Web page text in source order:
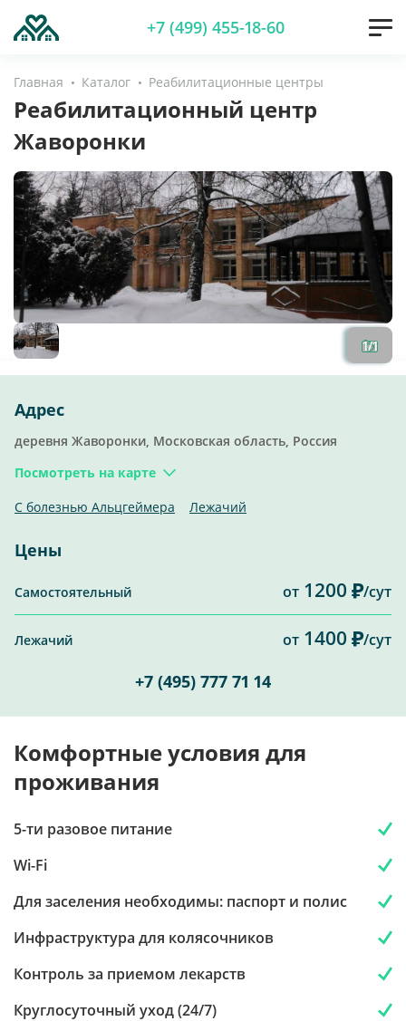
+7 (499) 455-18-60
Главная Каталог Реабилитационные центры
Реабилитационный центр
Жаворонки
1/1
Адрес
деревня Жаворонки, Московская область, Россия
Посмотреть на карте
С болезнью Альцгеймера
Лежачий
Цены
Самостоятельный от 1200 /сут
Лежачий от 1400 /сут
+7 (495) 777 71 14
Комфортные условия для
проживания
5-ти разовое питание
Wi-Fi
Для заселения необходимы: паспорт и полис
Инфраструктура для колясочников
Контроль за приемом лекарств
Круглосуточный уход (24/7)